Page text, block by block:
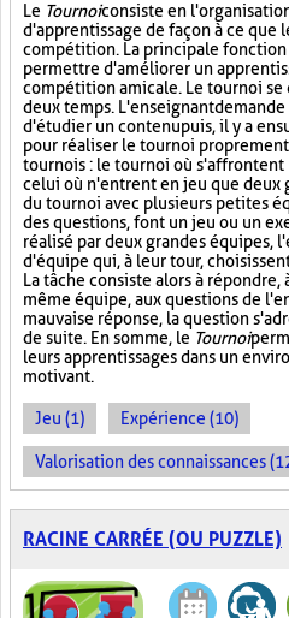
Le Tournoiconsiste en
d'apprentissage de façon à ce que
compétition. La principale
permettre d'améliorer un
compétition amicale. Le tournoi
deux temps. L'enseignant
d'étudier un contenu puis, il y a
pour réaliser le tournoi
tournois : le tournoi où
celui où n'entrent en jeu que deux
du tournoi avec plusieurs petites
des questions, font un jeu ou un
réalisé par deux grandes équipes,
d'équipe qui, à leur tour,
La tâche consiste alors à
même équipe, aux questions de
mauvaise réponse, la question
de suite. En somme, le Tournoi
leurs apprentissages dans un
motivant.
Jeu (1) Expérience (10)
Valorisation des connaissances
RACINE CARRÉE (OU PUZZLE)